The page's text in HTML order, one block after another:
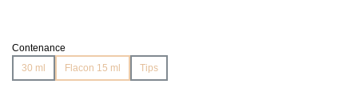
Contenance
30 ml
Flacon 15 ml Tips